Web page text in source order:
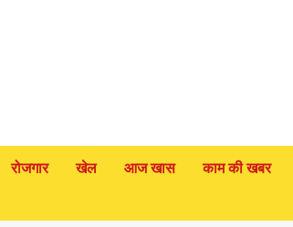
रोजगार खेल आज खास काम की खबर